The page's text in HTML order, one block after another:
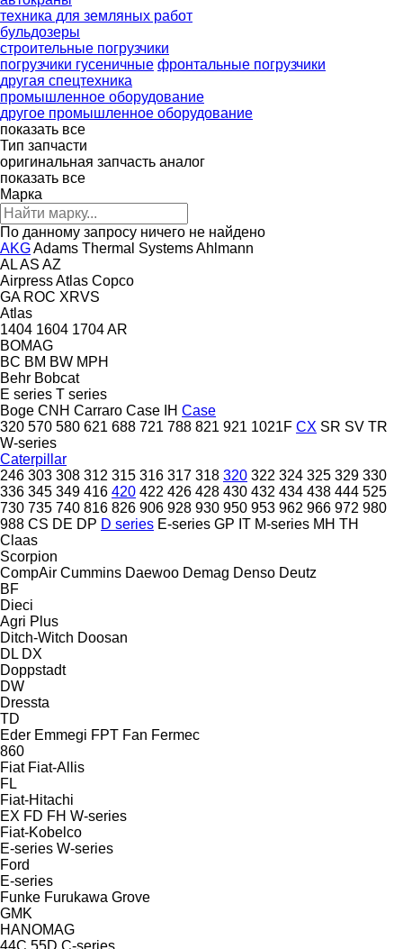
техника для земляных работ
бульдозеры
строительные погрузчики
погрузчики гусеничные фронтальные погрузчики
другая спецтехника
промышленное оборудование
другое промышленное оборудование
показать все
Тип запчасти
оригинальная запчасть аналог
показать все
Марка
По данному запросу ничего не найдено
AKGAdams Thermal SystemsAhlmann
ALAS AZ
AirpressAtlas Copco
GA ROC XRVS
Atlas
1404 1604 1704AR
BOMAG
BC BM BW MPH
Behr Bobcat
E series T series
Boge CNH Carraro Case IH Case
320 570 580 621 688 721 788 821 921 1021F CX SR SV TR
W-series
Caterpillar
246 303 308 312 315 316 317 318 320 322 324 325 329 330
336 345 349 416 420 422 426 428 430 432 434 438 444 525
730 735 740 816 826 906 928 930 950 953 962 966 972 980
988 CS DE DP D series E-series GP IT M-series MH TH
Claas
Scorpion
CompAir Cummins Daewoo Demag Denso Deutz
BF
Dieci
Agri Plus
Ditch-Witch Doosan
DL DX
Doppstadt
DW
Dressta
TD
Eder Emmegi FPT Fan Fermec
860
Fiat Fiat-Allis
FL
Fiat-Hitachi
EX FD FH W-series
Fiat-Kobelco
E-series W-series
Ford
E-series
Funke Furukawa Grove
GMK
HANOMAG
44C 55D C-series